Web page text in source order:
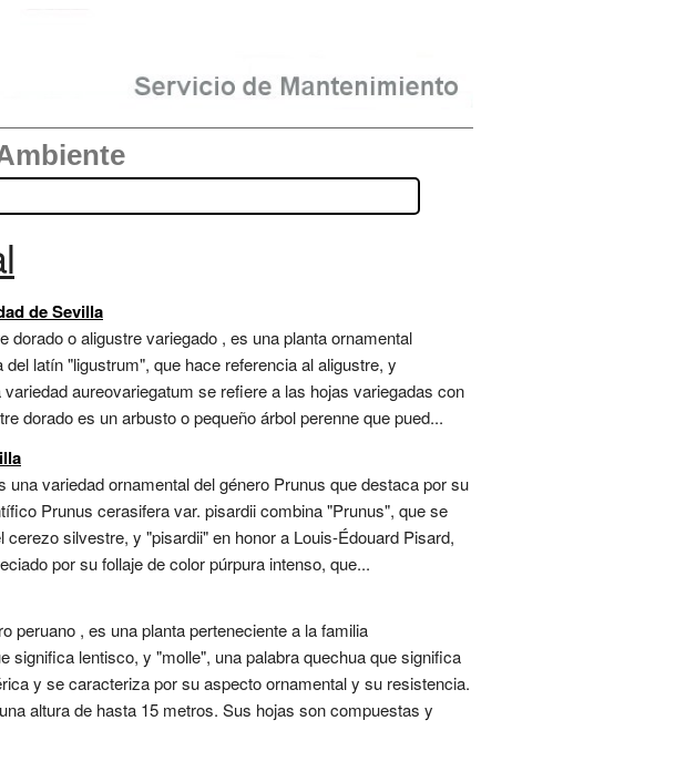
de Sevilla
o aligustre variegado , es una planta ornamental
latín "ligustrum", que hace referencia al aligustre, y
aureovariegatum se refiere a las hojas variegadas con
dorado es un arbusto o pequeño árbol perenne que pued...
variedad ornamental del género Prunus que destaca por su
Prunus cerasifera var. pisardii combina "Prunus", que se
silvestre, y "pisardii" en honor a Louis-Édouard Pisard,
por su follaje de color púrpura intenso, que...
peruano , es una planta perteneciente a la familia
lentisco, y "molle", una palabra quechua que significa
y se caracteriza por su aspecto ornamental y su resistencia.
altura de hasta 15 metros. Sus hojas son compuestas y